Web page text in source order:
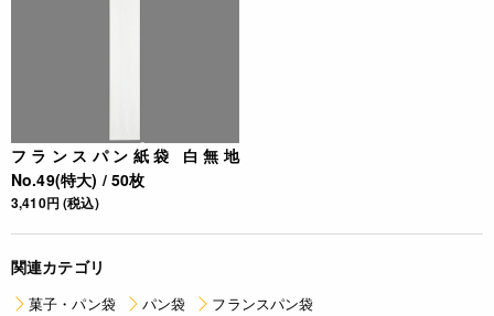
フランスパン紙袋 白無地
No.49(特大) / 50枚
3,410円 (税込)
関連カテゴリ
菓子・パン袋 パン袋 フランスパン袋